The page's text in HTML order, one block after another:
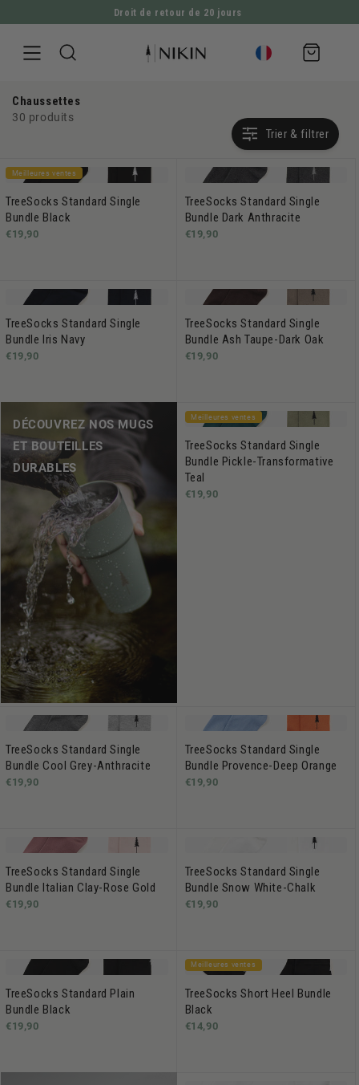
ALLER DIRECTEMENT AU CONTENU
Droit de retour de 20 jours
Panier
d'achat
Chaussettes
30 produits
Trier & filtrer
Meilleures ventes
TreeSocks Standard Single
Bundle Black
€19,90
TreeSocks Standard Single
Bundle Dark Anthracite
€19,90
TreeSocks Standard Single
Bundle Iris Navy
€19,90
TreeSocks Standard Single
Bundle Ash Taupe-Dark Oak
€19,90
DÉCOUVREZ NOS MUGS
ET BOUTEILLES
DURABLES
Meilleures ventes
TreeSocks Standard Single
Bundle Pickle-Transformative
Teal
€19,90
TreeSocks Standard Single
Bundle Cool Grey-Anthracite
€19,90
TreeSocks Standard Single
Bundle Provence-Deep Orange
€19,90
TreeSocks Standard Single
Bundle Italian Clay-Rose Gold
€19,90
TreeSocks Standard Single
Bundle Snow White-Chalk
€19,90
TreeSocks Standard Plain
Bundle Black
€19,90
Meilleures ventes
TreeSocks Short Heel Bundle
Black
€14,90